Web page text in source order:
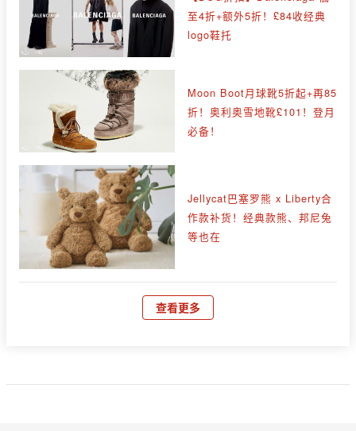
至4折+额外5折！£84收经典
logo鞋托
Moon Boot月球靴5折起+再85
折！奥利奥雪地靴£101！登月
必备！
Jellycat巴塞罗熊 x Liberty合
作款补货！经典款熊、邦尼兔
等也在
查看更多